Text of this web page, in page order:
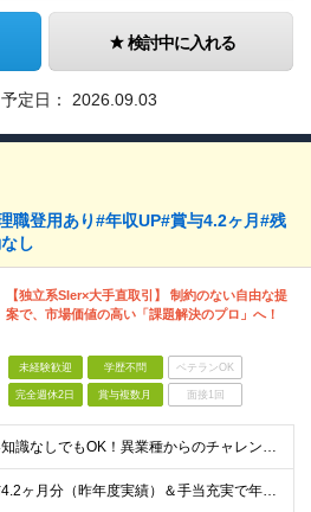
検討中に入れる
定日： 2026.09.03
職登用あり#年収UP#賞与4.2ヶ月#残
し
【独立系SIer×大手直取引】 制約のない自由な提
案で、市場価値の高い「課題解決のプロ」へ！
未経験歓迎 学歴不問 ベテランOK
完全週休2日 賞与複数月 面接1回
★業界知識なしでもOK！異業種からのチャレンジ大歓迎 ★20代・30代の若手が中心となって活躍中 ◆学歴不問（学歴よりも、意欲とこれまでのご経験を評価する人物重視の採用です） 【必須条件】 ■法人営
★賞与4.2ヶ月分（昨年度実績）＆手当充実で年収UPも可能！ 月給29万円～35万円 ＋ 賞与年2回 ＋ 各種手当 ※前職（現職）の給与・経験・スキルを最大限考慮して金額を決定します。 ＜充実の手